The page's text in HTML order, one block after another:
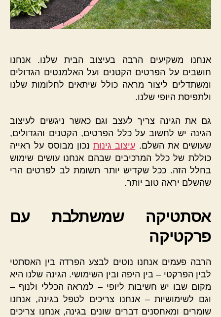
אנחנו משקיעים הרבה בעיצוב הבית שלנו. אנחנו
חושבים על הפרטים הקטנים ועל האלמנטים הגדולים
ומשתדלים ליצור מראה כולל שיתאים לחלומות שלנו
ולתפיסת היופי שלנו.
גם את הגינה צריך לעצב וגם כאשר ניגשים לעיצוב
הגינה יש לחשוב על כלל הפרטים, הקטנים והגדולים,
שעושים את השלם. עיצוב גינות נכון מבוסס על ראייה
כוללת של כלל המרכיבים שבהם אנחנו עושים שימוש
בחלל הזה. ככל שקדיש יותר תשומת לב לפרטים הרי
שהשלם יראה טוב יותר.
אסתטיקה שמשתלבת עם
פרקטיקה
הרבה פעמים אנחנו נוטים לבצע הפרדה בין האסתטי
לבין הפרקטי – בין היפה ובין השימושי. הגינה שלנו היא
מקום שבו יש חשיבות ליופי – למראה הכללי ולנוף –
וגם לשימושיות – אנחנו צריכים לטפל בגינה, אנחנו
שומרים ומאחסנים דברים שונים בגינה, אנחנו צריכים